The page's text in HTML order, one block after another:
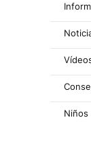
Niños